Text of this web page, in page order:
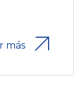
más